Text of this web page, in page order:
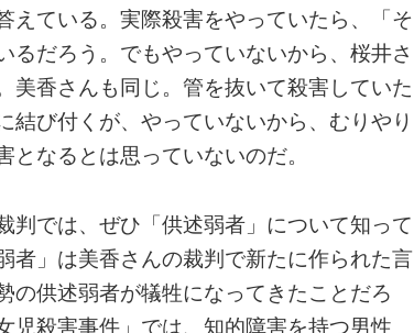
えている。実際殺害をやっていたら、「そ
るだろう。でもやっていないから、桜井さ
美香さんも同じ。管を抜いて殺害していた
結び付くが、やっていないから、むりやり
なるとは思っていないのだ。
判では、ぜひ「供述弱者」について知って
者」は美香さんの裁判で新たに作られた言
の供述弱者が犠牲になってきたことだろ
児殺害事件」では、知的障害を持つ男性